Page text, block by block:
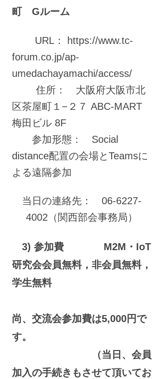
町 Gルーム
URL： https://www.tc-
forum.co.jp/ap-
umedachayamachi/access/
住所： 大阪府大阪市北
区茶屋町１−２７ ABC-MART
梅田ビル 8F
参加形態： Social
distance配置の会場とTeamsに
よる遠隔参加
当日の連絡先： 06-6227-
4002（関西部会事務局）
3) 参加費 M2M・IoT
研究会会員無料，非会員無料，
学生無料
尚、交流会参加費は5,000円で
す。
（当日、会員
加入の手続きもさせて頂いてお